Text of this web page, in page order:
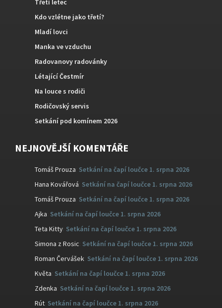
Třetí letec
Kdo vzlétne jako třetí?
Mladí lovci
Manka ve vzduchu
Radovanovy radovánky
Létající Čestmír
Na louce s rodiči
Rodičovský servis
Setkání pod komínem 2026
NEJNOVĚJŠÍ KOMENTÁŘE
Tomáš Prouza Setkání na čapí loučce 1. srpna 2026
Hana Kovářová Setkání na čapí loučce 1. srpna 2026
Tomáš Prouza Setkání na čapí loučce 1. srpna 2026
Ajka Setkání na čapí loučce 1. srpna 2026
Teta Kitty Setkání na čapí loučce 1. srpna 2026
Simona z Rosic Setkání na čapí loučce 1. srpna 2026
Roman Červášek Setkání na čapí loučce 1. srpna 2026
Květa Setkání na čapí loučce 1. srpna 2026
Zdenka Setkání na čapí loučce 1. srpna 2026
Rút Setkání na čapí loučce 1. srpna 2026